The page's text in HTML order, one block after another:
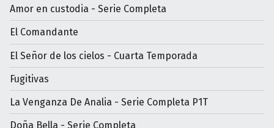
Amor en custodia - Serie Completa
El Comandante
El Señor de los cielos - Cuarta Temporada
Fugitivas
La Venganza De Analia - Serie Completa P1T
Doña Bella - Serie Completa